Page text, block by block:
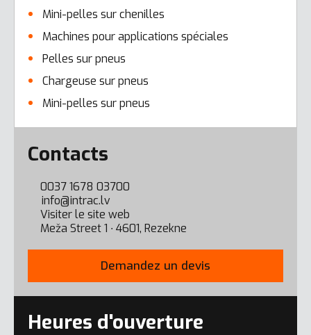
Mini-pelles sur chenilles
Machines pour applications spéciales
Pelles sur pneus
Chargeuse sur pneus
Mini-pelles sur pneus
Error here
Contacts
0037 1678 03700
info@intrac.lv
Visiter le site web
Meža Street 1 ∙ 4601, Rezekne
Demandez un devis
Heures d'ouverture